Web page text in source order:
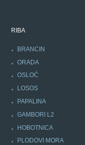
RIBA
BRANCIN
ORADA
OSLOĆ
LOSOS
PAPALINA
GAMBORI L2
HOBOTNICA
PLODOVI MORA